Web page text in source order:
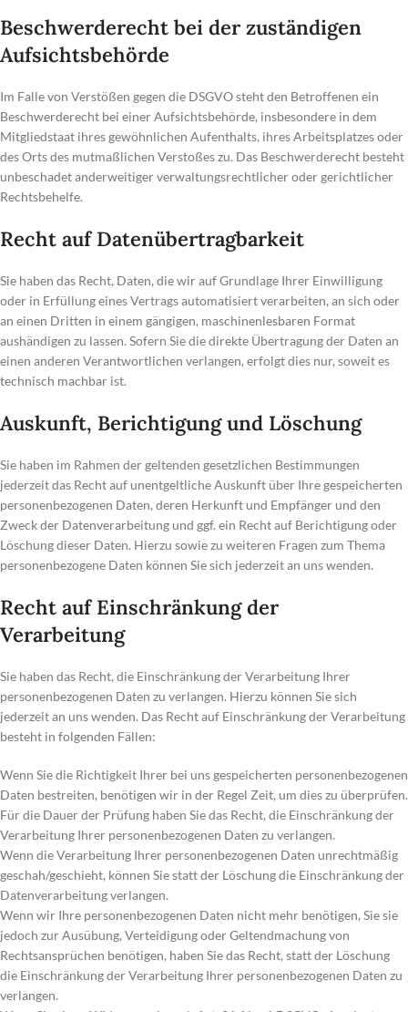
Beschwerde­recht bei der zuständigen
Aufsichts­behörde
Im Falle von Verstößen gegen die DSGVO steht den Betroffenen ein
Beschwerderecht bei einer Aufsichtsbehörde, insbesondere in dem
Mitgliedstaat ihres gewöhnlichen Aufenthalts, ihres Arbeitsplatzes oder
des Orts des mutmaßlichen Verstoßes zu. Das Beschwerderecht besteht
unbeschadet anderweitiger verwaltungsrechtlicher oder gerichtlicher
Rechtsbehelfe.
Recht auf Daten­übertrag­barkeit
Sie haben das Recht, Daten, die wir auf Grundlage Ihrer Einwilligung
oder in Erfüllung eines Vertrags automatisiert verarbeiten, an sich oder
an einen Dritten in einem gängigen, maschinenlesbaren Format
aushändigen zu lassen. Sofern Sie die direkte Übertragung der Daten an
einen anderen Verantwortlichen verlangen, erfolgt dies nur, soweit es
technisch machbar ist.
Auskunft, Berichtigung und Löschung
Sie haben im Rahmen der geltenden gesetzlichen Bestimmungen
jederzeit das Recht auf unentgeltliche Auskunft über Ihre gespeicherten
personenbezogenen Daten, deren Herkunft und Empfänger und den
Zweck der Datenverarbeitung und ggf. ein Recht auf Berichtigung oder
Löschung dieser Daten. Hierzu sowie zu weiteren Fragen zum Thema
personenbezogene Daten können Sie sich jederzeit an uns wenden.
Recht auf Einschränkung der
Verarbeitung
Sie haben das Recht, die Einschränkung der Verarbeitung Ihrer
personenbezogenen Daten zu verlangen. Hierzu können Sie sich
jederzeit an uns wenden. Das Recht auf Einschränkung der Verarbeitung
besteht in folgenden Fällen:
Wenn Sie die Richtigkeit Ihrer bei uns gespeicherten personenbezogenen
Daten bestreiten, benötigen wir in der Regel Zeit, um dies zu überprüfen.
Für die Dauer der Prüfung haben Sie das Recht, die Einschränkung der
Verarbeitung Ihrer personenbezogenen Daten zu verlangen.
Wenn die Verarbeitung Ihrer personenbezogenen Daten unrechtmäßig
geschah/geschieht, können Sie statt der Löschung die Einschränkung der
Datenverarbeitung verlangen.
Wenn wir Ihre personenbezogenen Daten nicht mehr benötigen, Sie sie
jedoch zur Ausübung, Verteidigung oder Geltendmachung von
Rechtsansprüchen benötigen, haben Sie das Recht, statt der Löschung
die Einschränkung der Verarbeitung Ihrer personenbezogenen Daten zu
verlangen.